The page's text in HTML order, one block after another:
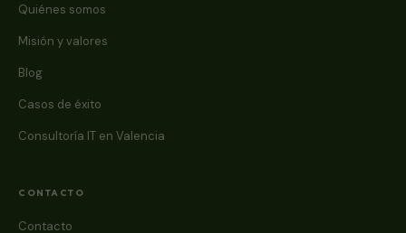
Quiénes somos
Misión y valores
Blog
Casos de éxito
Consultoría IT en Valencia
CONTACTO
Contacto